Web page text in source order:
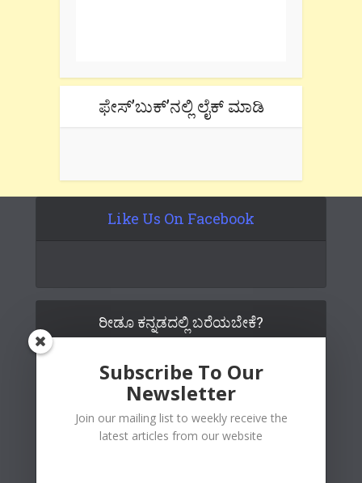
ಫೇಸ್’ಬುಕ್’ನಲ್ಲಿ ಲೈಕ್ ಮಾಡಿ
Like Us On Facebook
ರೀಡೂ ಕನ್ನಡದಲ್ಲಿ ಬರೆಯಬೇಕೆ?
Subscribe To Our
Newsletter
Join our mailing list to weekly receive the
latest articles from our website